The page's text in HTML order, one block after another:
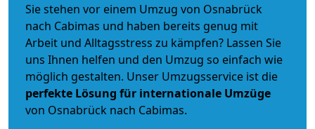
Sie stehen vor einem Umzug von Osnabrück
nach Cabimas und haben bereits genug mit
Arbeit und Alltagsstress zu kämpfen? Lassen Sie
uns Ihnen helfen und den Umzug so einfach wie
möglich gestalten. Unser Umzugsservice ist die
perfekte Lösung für internationale Umzüge
von Osnabrück nach Cabimas.